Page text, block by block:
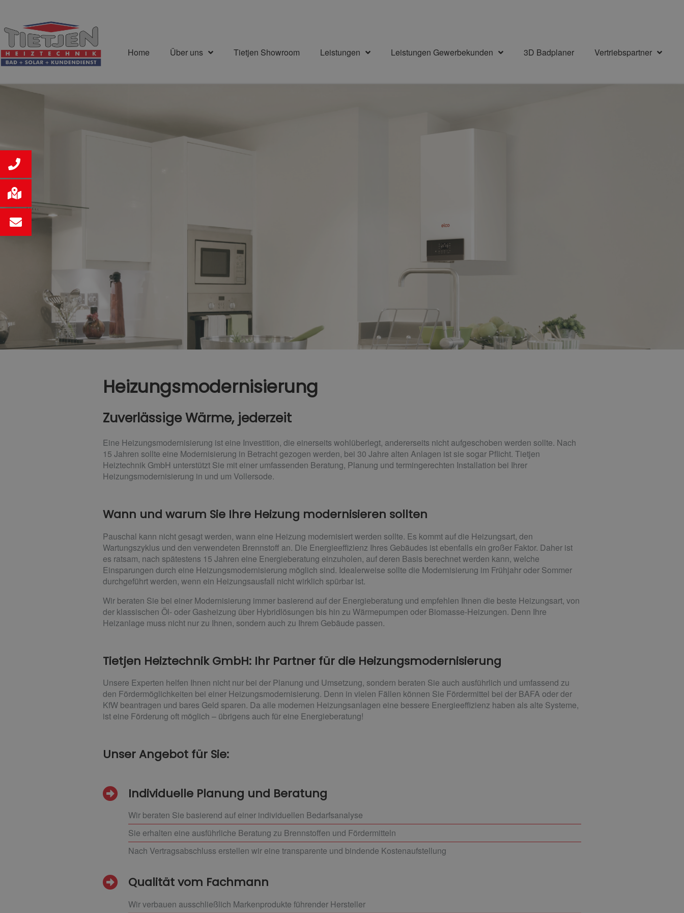
Home Über uns Tietjen Showroom Leistungen Leistungen Gewerbekunden 3D Badplaner Vertriebspartner
Heizungsmodernisierung
Zuverlässige Wärme, jederzeit
Eine Heizungsmodernisierung ist eine Investition, die einerseits wohlüberlegt, andererseits nicht aufgeschoben werden sollte. Nach
15 Jahren sollte eine Modernisierung in Betracht gezogen werden, bei 30 Jahre alten Anlagen ist sie sogar Pflicht. Tietjen
Heiztechnik GmbH unterstützt Sie mit einer umfassenden Beratung, Planung und termingerechten Installation bei Ihrer
Heizungsmodernisierung in und um Vollersode.
Wann und warum Sie Ihre Heizung modernisieren sollten
Pauschal kann nicht gesagt werden, wann eine Heizung modernisiert werden sollte. Es kommt auf die Heizungsart, den
Wartungszyklus und den verwendeten Brennstoff an. Die Energieeffizienz Ihres Gebäudes ist ebenfalls ein großer Faktor. Daher ist
es ratsam, nach spätestens 15 Jahren eine Energieberatung einzuholen, auf deren Basis berechnet werden kann, welche
Einsparungen durch eine Heizungsmodernisierung möglich sind. Idealerweise sollte die Modernisierung im Frühjahr oder Sommer
durchgeführt werden, wenn ein Heizungsausfall nicht wirklich spürbar ist.
Wir beraten Sie bei einer Modernisierung immer basierend auf der Energieberatung und empfehlen Ihnen die beste Heizungsart, von
der klassischen Öl- oder Gasheizung über Hybridlösungen bis hin zu Wärmepumpen oder Biomasse-Heizungen. Denn Ihre
Heizanlage muss nicht nur zu Ihnen, sondern auch zu Ihrem Gebäude passen.
Tietjen Heiztechnik GmbH: Ihr Partner für die Heizungsmodernisierung
Unsere Experten helfen Ihnen nicht nur bei der Planung und Umsetzung, sondern beraten Sie auch ausführlich und umfassend zu
den Fördermöglichkeiten bei einer Heizungsmodernisierung. Denn in vielen Fällen können Sie Fördermittel bei der BAFA oder der
KfW beantragen und bares Geld sparen. Da alle modernen Heizungsanlagen eine bessere Energieeffizienz haben als alte Systeme,
ist eine Förderung oft möglich – übrigens auch für eine Energieberatung!
Unser Angebot für Sie:
Individuelle Planung und Beratung
Wir beraten Sie basierend auf einer individuellen Bedarfsanalyse
Sie erhalten eine ausführliche Beratung zu Brennstoffen und Fördermitteln
Nach Vertragsabschluss erstellen wir eine transparente und bindende Kostenaufstellung
Qualität vom Fachmann
Wir verbauen ausschließlich Markenprodukte führender Hersteller